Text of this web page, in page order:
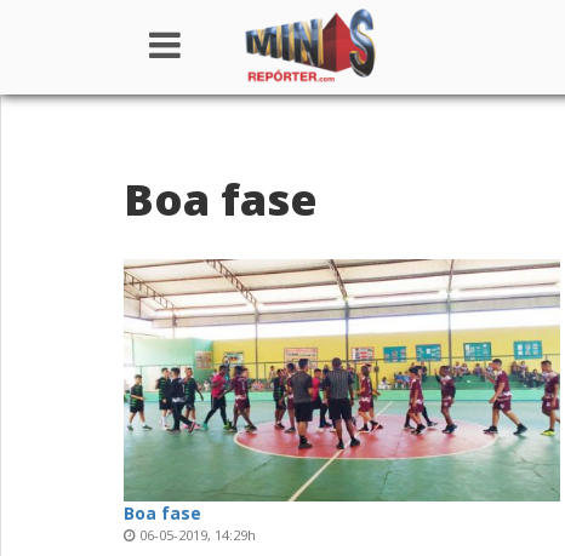
Institucional
Colunistas
Boa fase
Boa fase
06-05-2019, 14:29h